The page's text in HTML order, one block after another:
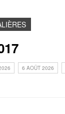
6 AOÛT 2026